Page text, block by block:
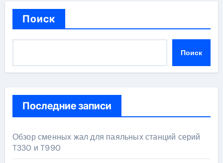
Поиск
Поиск
Последние записи
Обзор сменных жал для паяльных станций серий
T330 и T990